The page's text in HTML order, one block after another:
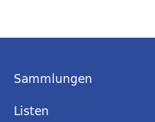
Sammlungen
Listen